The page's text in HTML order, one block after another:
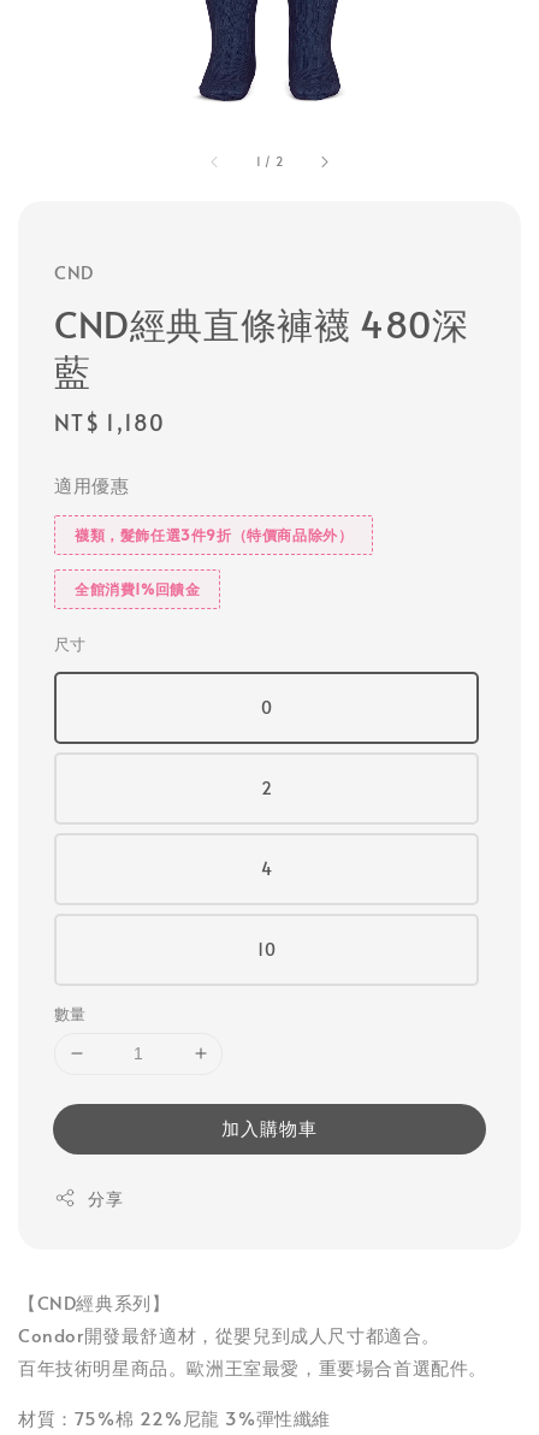
1 / 2
CND
CND經典直條褲襪 480深
藍
Regular
NT$ 1,180
適用優惠
襪類，髮飾任選3件9折（特價商品除外）
全館消費1%回饋金
尺寸
0
2
4
10
數量
加入購物車
分享
【CND經典系列】
Condor開發最舒適材，從嬰兒到成人尺寸都適合。
百年技術明星商品。歐洲王室最愛，重要場合首選配件。
材質：75%棉 22%尼龍 3%彈性纖維